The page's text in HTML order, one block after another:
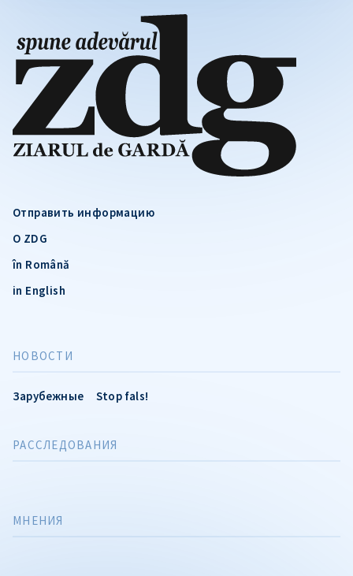
Отправить информацию
О ZDG
în Română
in English
НОВОСТИ
Зарубежные Stop fals!
РАССЛЕДОВАНИЯ
МНЕНИЯ